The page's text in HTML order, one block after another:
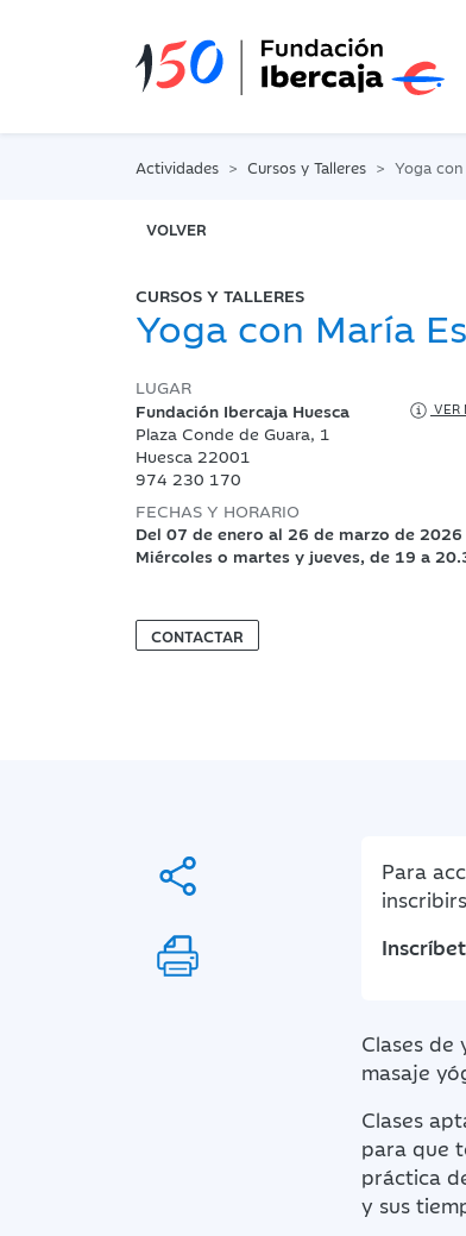
Actividades Cursos y Talleres Yoga
VOLVER
CURSOS Y TALLERES
Yoga con María
LUGAR
Fundación Ibercaja Huesca
VER
Plaza Conde de Guara, 1
Huesca 22001
974 230 170
FECHAS Y HORARIO
Del 07 de enero al 26 de marzo de 2026
Miércoles o martes y jueves, de 19 a
CONTACTAR
Para
Clases
masaje
Clases
para que
práctica
y sus